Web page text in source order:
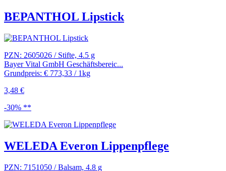
BEPANTHOL Lipstick
PZN: 2605026 / Stifte, 4.5 g
Bayer Vital GmbH Geschäftsbereic...
Grundpreis: € 773,33 / 1kg
3,48 €
-30% **
WELEDA Everon Lippenpflege
PZN: 7151050 / Balsam, 4.8 g